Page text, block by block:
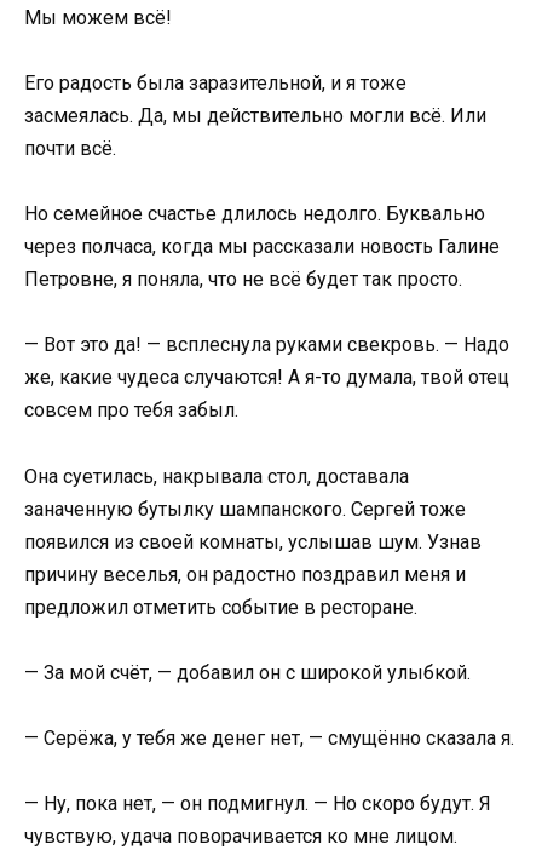
Мы можем всё!
Его радость была заразительной, и я тоже
засмеялась. Да, мы действительно могли всё. Или
почти всё.
Но семейное счастье длилось недолго. Буквально
через полчаса, когда мы рассказали новость Галине
Петровне, я поняла, что не всё будет так просто.
— Вот это да! — всплеснула руками свекровь. — Надо
же, какие чудеса случаются! А я-то думала, твой отец
совсем про тебя забыл.
Она суетилась, накрывала стол, доставала
заначенную бутылку шампанского. Сергей тоже
появился из своей комнаты, услышав шум. Узнав
причину веселья, он радостно поздравил меня и
предложил отметить событие в ресторане.
— За мой счёт, — добавил он с широкой улыбкой.
— Серёжа, у тебя же денег нет, — смущённо сказала я.
— Ну, пока нет, — он подмигнул. — Но скоро будут. Я
чувствую, удача поворачивается ко мне лицом.